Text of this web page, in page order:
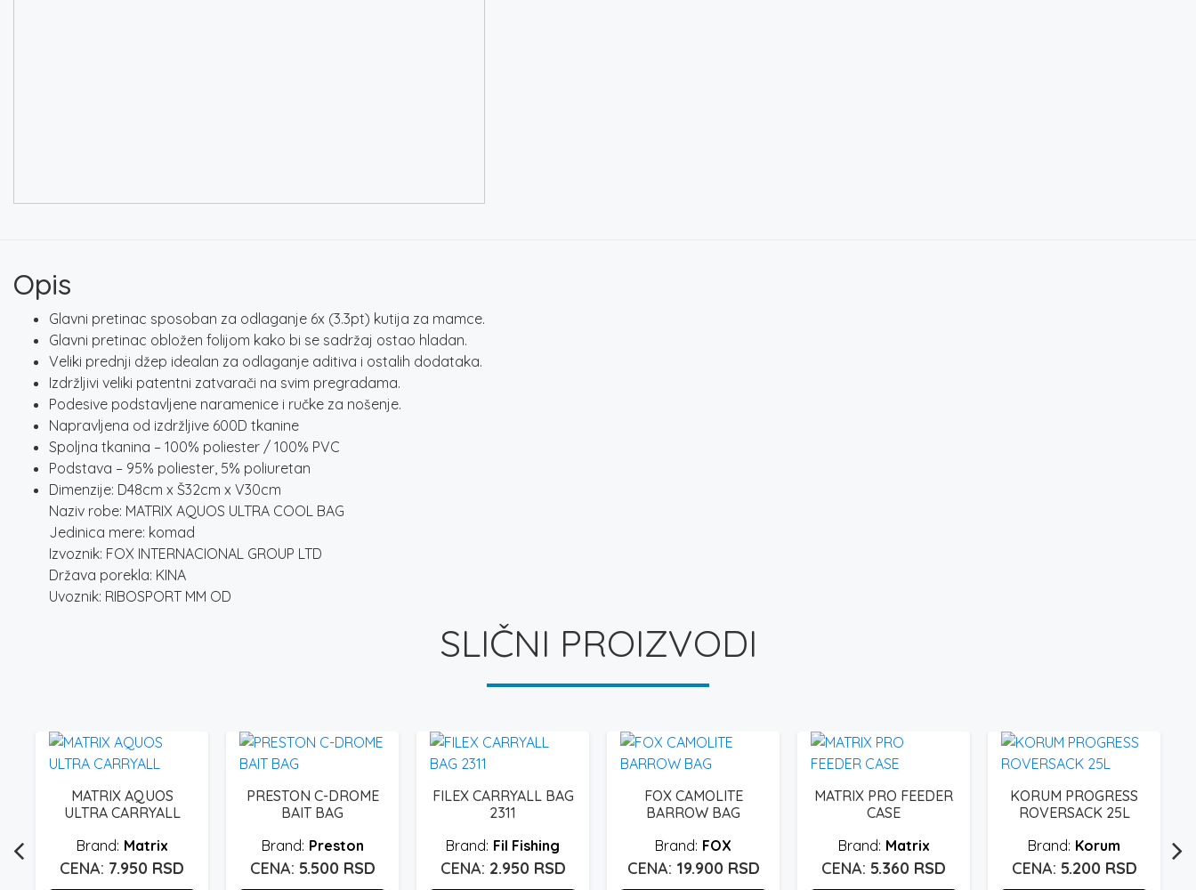
Opis
Glavni pretinac sposoban za odlaganje 6x (3.3pt) kutija za mamce.
Glavni pretinac obložen folijom kako bi se sadržaj ostao hladan.
Veliki prednji džep idealan za odlaganje aditiva i ostalih dodataka.
Izdržljivi veliki patentni zatvarači na svim pregradama.
Podesive podstavljene naramenice i ručke za nošenje.
Napravljena od izdržljive 600D tkanine
Spoljna tkanina – 100% poliester / 100% PVC
Podstava – 95% poliester, 5% poliuretan
Dimenzije: D48cm x Š32cm x V30cm
Naziv robe: MATRIX AQUOS ULTRA COOL BAG
Jedinica mere: komad
Izvoznik: FOX INTERNACIONAL GROUP LTD
Država porekla: KINA
Uvoznik: RIBOSPORT MM OD
SLIČNI PROIZVODI
MATRIX AQUOS
ULTRA CARRYALL
Matrix
7.950 RSD
PRESTON C-DROME
BAIT BAG
Preston
5.500 RSD
FILEX CARRYALL BAG
2311
Fil Fishing
2.950 RSD
FOX CAMOLITE
BARROW BAG
FOX
19.900 RSD
MATRIX PRO FEEDER
CASE
Matrix
5.360 RSD
KORUM PROGRESS
ROVERSACK 25L
Korum
5.200 RSD